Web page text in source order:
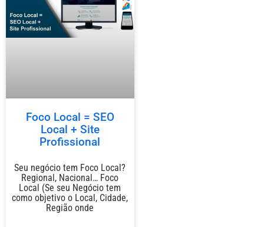
Foco Local = SEO
Local + Site
Profissional
Seu negócio tem Foco Local?
Regional, Nacional… Foco
Local (Se seu Negócio tem
como objetivo o Local, Cidade,
Região onde